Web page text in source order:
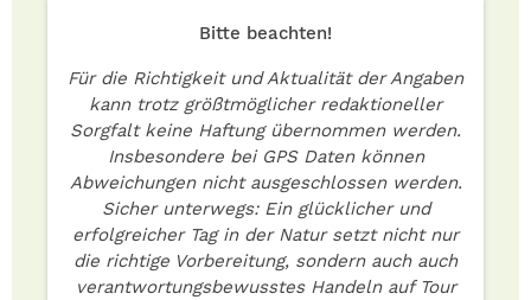
Bitte beachten!
Für die Richtigkeit und Aktualität der Angaben
kann trotz größtmöglicher redaktioneller
Sorgfalt keine Haftung übernommen werden.
Insbesondere bei GPS Daten können
Abweichungen nicht ausgeschlossen werden.
Sicher unterwegs: Ein glücklicher und
erfolgreicher Tag in der Natur setzt nicht nur
die richtige Vorbereitung, sondern auch auch
verantwortungsbewusstes Handeln auf Tour